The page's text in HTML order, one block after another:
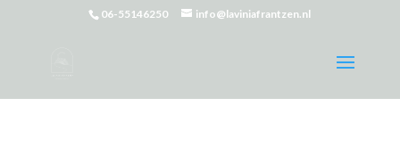
06-55146250 info@laviniafrantzen.nl